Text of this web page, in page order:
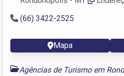
(66) 3422-2525
Mapa
Agências de Turismo em